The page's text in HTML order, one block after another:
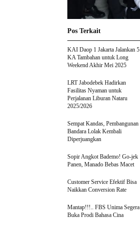
Pos Terkait
KAI Daop 1 Jakarta Jalankan 5
KA Tambahan untuk Long
Weekend Akhir Mei 2025
LRT Jabodebek Hadirkan
Fasilitas Nyaman untuk
Perjalanan Liburan Nataru
2025/2026
Sempat Kandas, Pembangunan
Bandara Lolak Kembali
Diperjuangkan
Sopir Angkot Bademo! Go-jek
Panen, Manado Bebas Macet
Customer Service Efektif Bisa
Naikkan Conversion Rate
Mantap!!!.. FBS Unima Segera
Buka Prodi Bahasa Cina